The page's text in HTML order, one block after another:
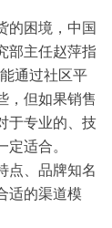
的困境，中国
部主任赵萍指
通过社区平
，但如果销售
于专业的、技
适合。
点、品牌知名
适的渠道模